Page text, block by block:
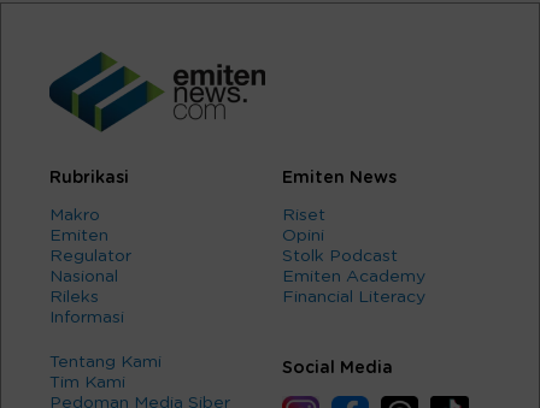
Rubrikasi
Makro
Emiten
Regulator
Nasional
Rileks
Informasi
Emiten News
Riset
Opini
Stolk Podcast
Emiten Academy
Financial Literacy
Tentang Kami
Tim Kami
Pedoman Media Siber
Social Media